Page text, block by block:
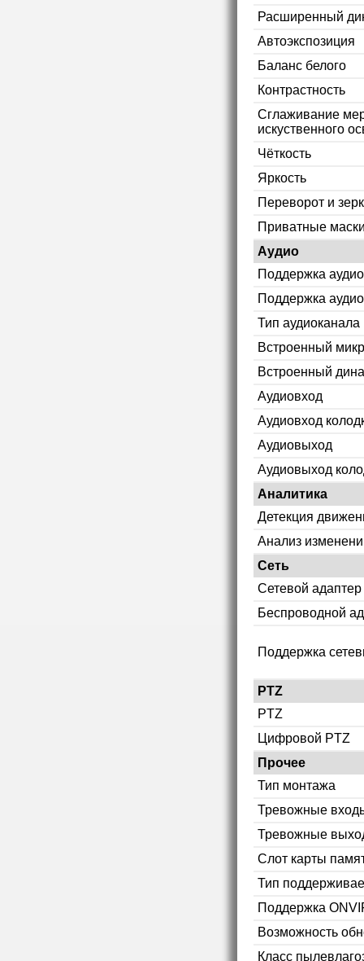
Расширенный
Автоэкспозиция
Баланс белого
Контрастность
Сглаживание
искуственного
Чёткость
Яркость
Переворот и
Приватные
Аудио
Поддержка аудио
Поддержка
Тип аудиоканала
Встроенный
Встроенный
Аудиовход
Аудиовход
Аудиовыход
Аудиовыход
Аналитика
Детекция
Анализ
Сеть
Сетевой адаптер
Беспроводной
Поддержка
PTZ
PTZ
Цифровой PTZ
Прочее
Тип монтажа
Тревожные
Тревожные
Слот карты
Тип
Поддержка
Возможность
Класс